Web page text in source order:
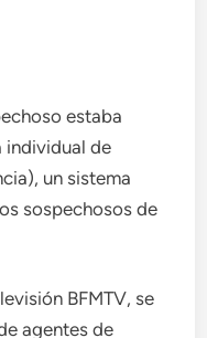
estaba
individual de
un sistema
sospechosos de
BFMTV, se
agentes de